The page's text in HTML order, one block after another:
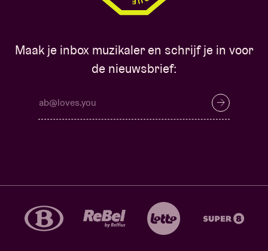
Maak je inbox muzikaler en schrijf je in voor
de nieuwsbrief: